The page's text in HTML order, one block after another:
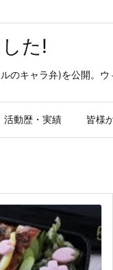
た!
のキャラ弁)を公開。
活動歴・実績 皆様